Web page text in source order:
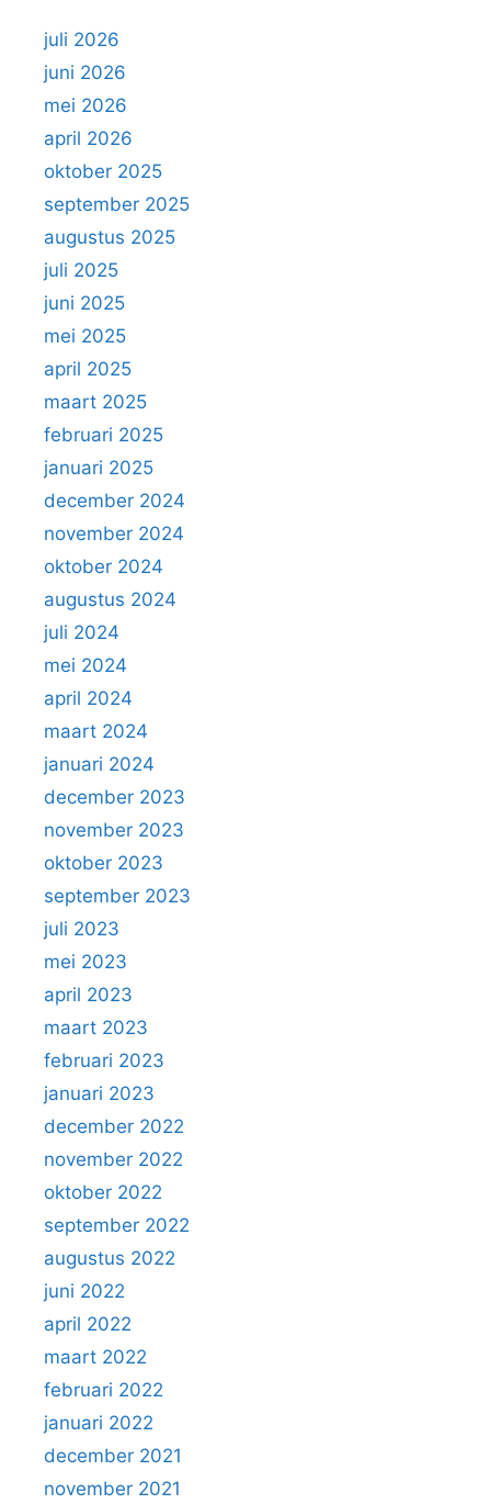
juli 2026
juni 2026
mei 2026
april 2026
oktober 2025
september 2025
augustus 2025
juli 2025
juni 2025
mei 2025
april 2025
maart 2025
februari 2025
januari 2025
december 2024
november 2024
oktober 2024
augustus 2024
juli 2024
mei 2024
april 2024
maart 2024
januari 2024
december 2023
november 2023
oktober 2023
september 2023
juli 2023
mei 2023
april 2023
maart 2023
februari 2023
januari 2023
december 2022
november 2022
oktober 2022
september 2022
augustus 2022
juni 2022
april 2022
maart 2022
februari 2022
januari 2022
december 2021
november 2021